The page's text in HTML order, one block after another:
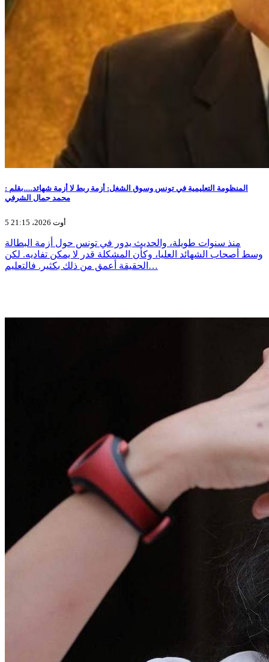
المنظومة التعليمية في تونس وسوق الشغل: أزمة ربط لا أزمة شهائد.....بقلم :
محمد جمال الشرفي
5 أوت 2026، 21:15
منذ سنوات طويلة، والحديث يدور في تونس حول أزمة البطالة
وسط أصحاب الشهائد العليا، وكأن المشكلة قدر لا يمكن تفاديه. لكن
الحقيقة أعمق من ذلك بكثير. فالتعليم…